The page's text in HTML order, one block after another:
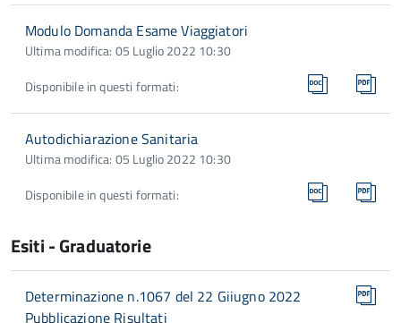
Modulo Domanda Esame Viaggiatori
Ultima modifica: 05 Luglio 2022 10:30
Disponibile in questi formati:
Autodichiarazione Sanitaria
Ultima modifica: 05 Luglio 2022 10:30
Disponibile in questi formati:
Esiti - Graduatorie
Determinazione n.1067 del 22 Giiugno 2022
Pubblicazione Risultati